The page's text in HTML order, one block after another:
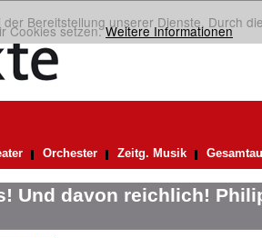
Bereitstellung unserer Dienste. Durch
Cookies setzen.Weitere Informationen
Orchester Zeitg. Musik
Und davon reichlich!